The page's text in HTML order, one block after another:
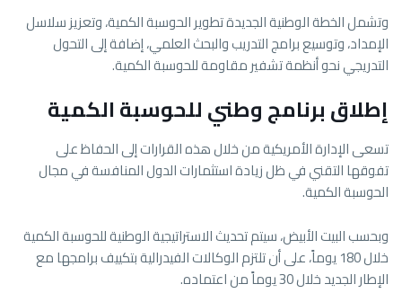
وتشمل الخطة الوطنية الجديدة تطوير الحوسبة الكمية، وتعزيز سلاسل
الإمداد، وتوسيع برامج التدريب والبحث العلمي، إضافة إلى التحول
التدريجي نحو أنظمة تشفير مقاومة للحوسبة الكمية.
إطلاق برنامج وطني للحوسبة الكمية
تسعى الإدارة الأمريكية من خلال هذه القرارات إلى الحفاظ على
تفوقها التقني في ظل زيادة استثمارات الدول المنافسة في مجال
الحوسبة الكمية.
وبحسب البيت الأبيض، سيتم تحديث الاستراتيجية الوطنية للحوسبة الكمية
خلال 180 يوماً، على أن تلتزم الوكالات الفيدرالية بتكييف برامجها مع
الإطار الجديد خلال 30 يوماً من اعتماده.